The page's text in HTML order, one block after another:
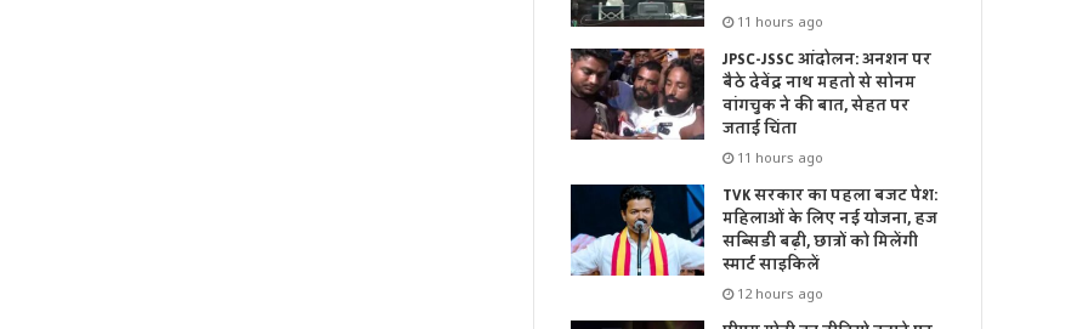
11 hours ago
JPSC-JSSC आंदोलन: अनशन पर
बैठे देवेंद्र नाथ महतो से सोनम
वांगचुक ने की बात, सेहत पर
जताई चिंता
11 hours ago
TVK सरकार का पहला बजट पेश:
महिलाओं के लिए नई योजना, हज
सब्सिडी बढ़ी, छात्रों को मिलेंगी
स्मार्ट साइकिलें
12 hours ago